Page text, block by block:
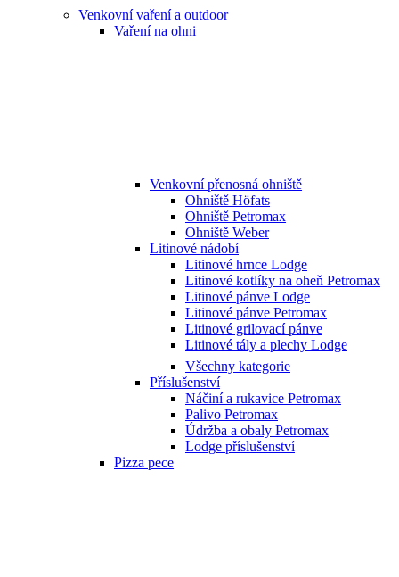
Venkovní vaření a outdoor
Vaření na ohni
Venkovní přenosná ohniště
Ohniště Höfats
Ohniště Petromax
Ohniště Weber
Litinové nádobí
Litinové hrnce Lodge
Litinové kotlíky na oheň Petromax
Litinové pánve Lodge
Litinové pánve Petromax
Litinové grilovací pánve
Litinové tály a plechy Lodge
Všechny kategorie
Příslušenství
Náčiní a rukavice Petromax
Palivo Petromax
Údržba a obaly Petromax
Lodge příslušenství
Pizza pece